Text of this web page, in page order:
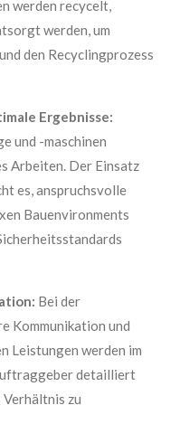
werden recycelt,
werden, um
den Recyclingprozess
Ergebnisse:
und -maschinen
Arbeiten. Der Einsatz
es, anspruchsvolle
Bauenvironments
Bei der
Kommunikation und
Leistungen werden im
detailliert
zu